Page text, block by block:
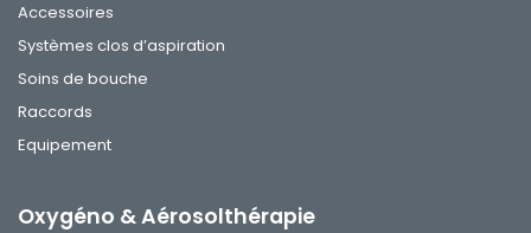
Accessoires
Systèmes clos d’aspiration
Soins de bouche
Raccords
Equipement
Oxygéno & Aérosolthérapie